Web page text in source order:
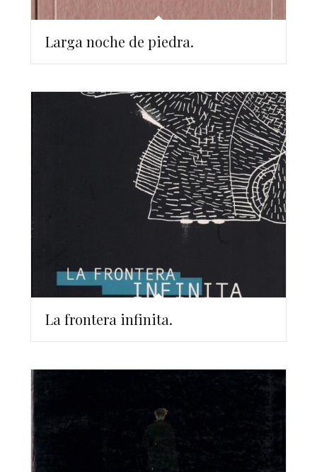
Larga noche de piedra.
La frontera infinita.